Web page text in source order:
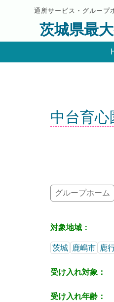
通所サービス・グループ
茨城県最
中台育心
グループホーム
対象地域：
茨城 鹿嶋市 鹿
受け入れ対象：
受け入れ年齢：